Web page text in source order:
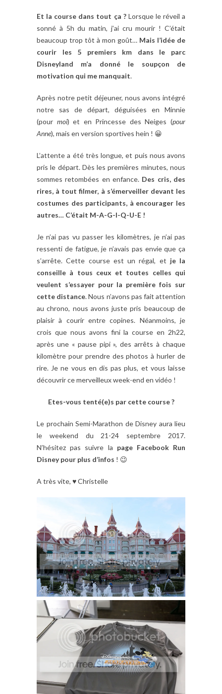
Et la course dans tout ça ?Lorsque le réveil a
sonné à 5h du matin, j’ai cru mourir ! C’était
beaucoup trop tôt à mon goût… Mais l’idée de
courir les 5 premiers km dans le parc
Disneyland m’a donné le soupçon de
motivation qui me manquait.
Après notre petit déjeuner, nous avons intégré
notre sas de départ, déguisées en Minnie
(pour moi) et en Princesse des Neiges (pour
Anne), mais en version sportives hein ! 😀
L’attente a été très longue, et puis nous avons
pris le départ. Dès les premières minutes, nous
sommes retombées en enfance. Des cris, des
rires, à tout filmer, à s’émerveiller devant les
costumes des participants, à encourager les
autres… C’était M-A-G-I-Q-U-E !
Je n’ai pas vu passer les kilomètres, je n’ai pas
ressenti de fatigue, je n’avais pas envie que ça
s’arrête. Cette course est un régal, et je la
conseille à tous ceux et toutes celles qui
veulent s’essayer pour la première fois sur
cette distance. Nous n’avons pas fait attention
au chrono, nous avons juste pris beaucoup de
plaisir à courir entre copines. Néanmoins, je
crois que nous avons fini la course en 2h22,
après une « pause pipi », des arrêts à chaque
kilomètre pour prendre des photos à hurler de
rire. Je ne vous en dis pas plus, et vous laisse
découvrir ce merveilleux week-end en vidéo !
Etes-vous tenté(e)s par cette course ?
Le prochain Semi-Marathon de Disney aura lieu
le weekend du 21-24 septembre 2017.
N’hésitez pas suivre la page Facebook Run
Disney pour plus d’infos ! 😉
A très vite, ♥ Christelle